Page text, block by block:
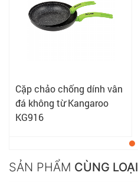
Cặp chảo chống dính vân
đá không từ Kangaroo
KG916
SẢN PHẨM CÙNG LOẠI